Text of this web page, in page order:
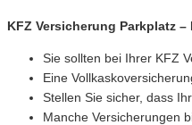
KFZ Versicherung Parkplatz
Sie sollten bei Ihrer KFZ
Eine
Stellen Sie sicher, dass
Manche Versicherungen